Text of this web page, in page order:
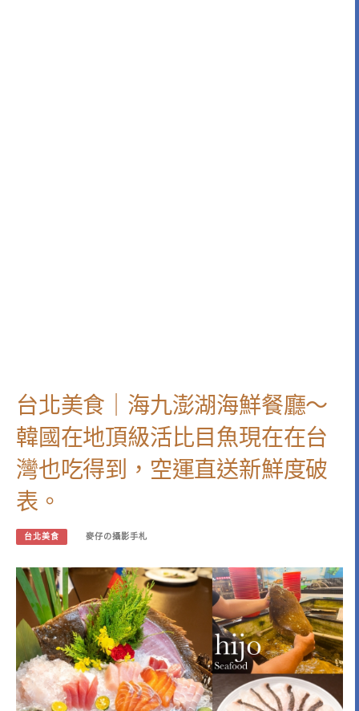
台北美食｜海九澎湖海鮮餐廳～
韓國在地頂級活比目魚現在在台
灣也吃得到，空運直送新鮮度破
表。
台北美食 麥仔の攝影手札